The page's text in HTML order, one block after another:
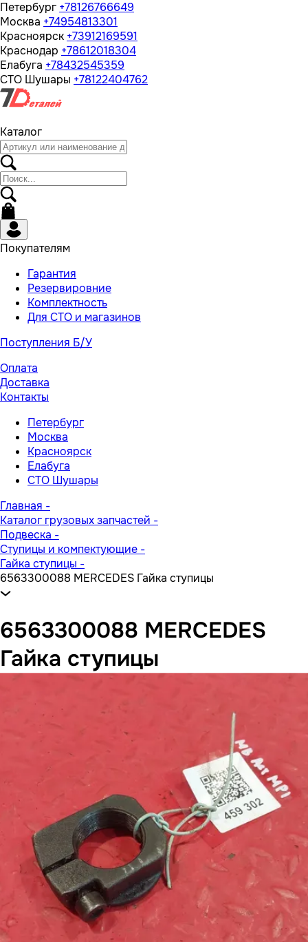
Петербург +78126766649
Москва +74954813301
Красноярск +73912169591
Краснодар +78612018304
Елабуга +78432545359
СТО Шушары +78122404762
Каталог
Покупателям
Гарантия
Резервировние
Комплектность
Для СТО и магазинов
Поступления Б/У
Оплата
Доставка
Контакты
Петербург
Москва
Красноярск
Елабуга
СТО Шушары
Главная -
Каталог грузовых запчастей -
Подвеска -
Ступицы и компектующие -
Гайка ступицы -
6563300088 MERCEDES Гайка ступицы
6563300088 MERCEDES
Гайка ступицы